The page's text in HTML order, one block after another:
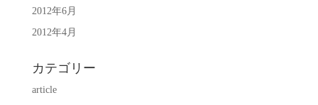
2012年6月
2012年4月
カテゴリー
article